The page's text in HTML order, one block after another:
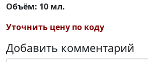
Объём: 10 мл.
Уточнить цену по коду
Добавить комментарий